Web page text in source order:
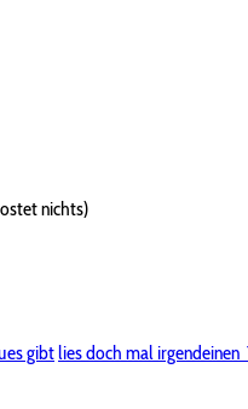
nichts)
gibtlies doch mal irgendeinen